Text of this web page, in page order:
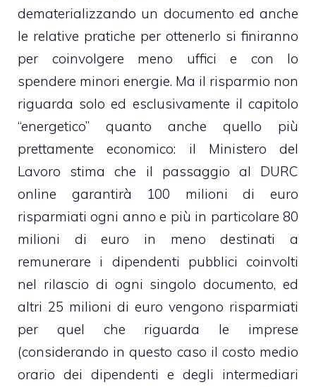
dematerializzando un documento ed anche
le relative pratiche per ottenerlo si finiranno
per coinvolgere meno uffici e con lo
spendere minori energie. Ma il risparmio non
riguarda solo ed esclusivamente il capitolo
“energetico” quanto anche quello più
prettamente economico: il Ministero del
Lavoro stima che il passaggio al DURC
online garantirà 100 milioni di euro
risparmiati ogni anno e più in particolare 80
milioni di euro in meno destinati a
remunerare i dipendenti pubblici coinvolti
nel rilascio di ogni singolo documento, ed
altri 25 milioni di euro vengono risparmiati
per quel che riguarda le imprese
(considerando in questo caso il costo medio
orario dei dipendenti e degli intermediari